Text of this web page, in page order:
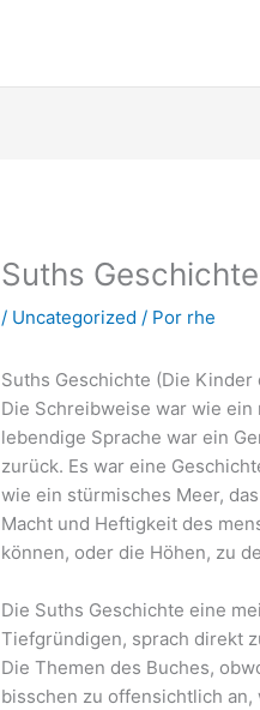
Suths
/ Uncategorized / Por rhe
Suths Geschichte (Die
Die Schreibweise war wie
lebendige Sprache war ein
zurück. Es war eine
wie ein stürmisches Meer,
Macht und Heftigkeit des
können, oder die Höhen, zu
Die Suths Geschichte eine
Tiefgründigen, sprach direkt
Die Themen des Buches,
bisschen zu offensichtlich